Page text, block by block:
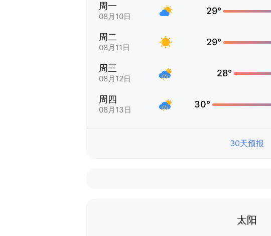
周一
08月10日
29°
周二
08月11日
29°
周三
08月12日
28°
周四
08月13日
30°
30天预报
太阳